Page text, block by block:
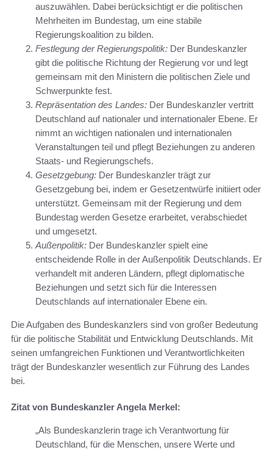
auszuwählen. Dabei berücksichtigt er die politischen
Mehrheiten im Bundestag, um eine stabile
Regierungskoalition zu bilden.
Festlegung der Regierungspolitik: Der Bundeskanzler
gibt die politische Richtung der Regierung vor und legt
gemeinsam mit den Ministern die politischen Ziele und
Schwerpunkte fest.
Repräsentation des Landes: Der Bundeskanzler vertritt
Deutschland auf nationaler und internationaler Ebene. Er
nimmt an wichtigen nationalen und internationalen
Veranstaltungen teil und pflegt Beziehungen zu anderen
Staats- und Regierungschefs.
Gesetzgebung: Der Bundeskanzler trägt zur
Gesetzgebung bei, indem er Gesetzentwürfe initiiert oder
unterstützt. Gemeinsam mit der Regierung und dem
Bundestag werden Gesetze erarbeitet, verabschiedet
und umgesetzt.
Außenpolitik: Der Bundeskanzler spielt eine
entscheidende Rolle in der Außenpolitik Deutschlands. Er
verhandelt mit anderen Ländern, pflegt diplomatische
Beziehungen und setzt sich für die Interessen
Deutschlands auf internationaler Ebene ein.
Die Aufgaben des Bundeskanzlers sind von großer Bedeutung
für die politische Stabilität und Entwicklung Deutschlands. Mit
seinen umfangreichen Funktionen und Verantwortlichkeiten
trägt der Bundeskanzler wesentlich zur Führung des Landes
bei.
Zitat von Bundeskanzler Angela Merkel:
„Als Bundeskanzlerin trage ich Verantwortung für
Deutschland, für die Menschen, unsere Werte und